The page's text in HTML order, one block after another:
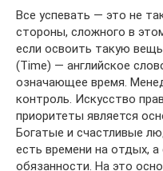
Все успевать — это не
стороны, сложного в
если освоить такую
(Time) — английское
означающее время.
контроль. Искусство
приоритеты является
Богатые и счастливые
есть времени на отдых, а
обязанности. На это